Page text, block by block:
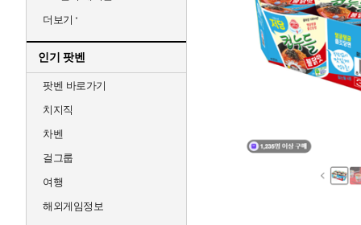
더보기
인기 팟벤
팟벤 바로가기
치지직
차벤
걸그룹
여행
해외게임정보